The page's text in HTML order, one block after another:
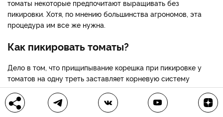
томаты некоторые предпочитают выращивать без
пикировки. Хотя, по мнению большинства агрономов, эта
процедура им все же нужна.
Как пикировать томаты?
Дело в том, что прищипывание корешка при пикировке у
томатов на одну треть заставляет корневую систему
развиваться вширь, тем самым увеличивается площадь
питания.